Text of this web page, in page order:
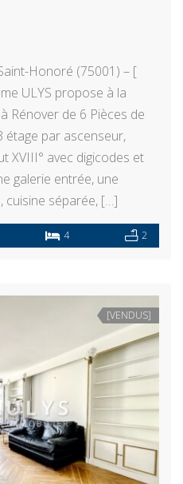
Honoré (75001) – [
ULYS propose à la
Rénover de 6 Pièces de
étage par ascenseur,
XVIII° avec digicodes et
galerie entrée, une
cuisine séparée, […]
4 2
[VENDUS]